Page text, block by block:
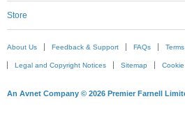
Store
About Us Feedback & Support FAQs
Legal and Copyright Notices Sitemap
An Avnet Company © 2026 Premier Farnell